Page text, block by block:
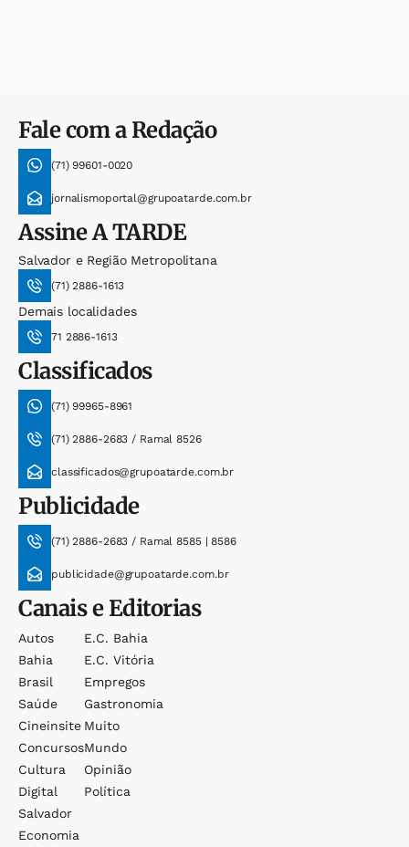
Fale com a Redação
(71) 99601-0020
jornalismoportal@grupoatarde.com.br
AssineA TARDE
Salvador e Região Metropolitana
(71) 2886-1613
Demais localidades
71 2886-1613
Classificados
(71) 99965-8961
(71) 2886-2683 / Ramal 8526
classificados@grupoatarde.com.br
Publicidade
(71) 2886-2683 / Ramal 8585 | 8586
publicidade@grupoatarde.com.br
Canais e Editorias
Autos
Bahia
Brasil
Saúde
Cineinsite
Concursos
Cultura
Digital
Salvador
Economia
E.c. Bahia
E.c. Vitória
Empregos
Gastronomia
Muito
Mundo
Opinião
Política